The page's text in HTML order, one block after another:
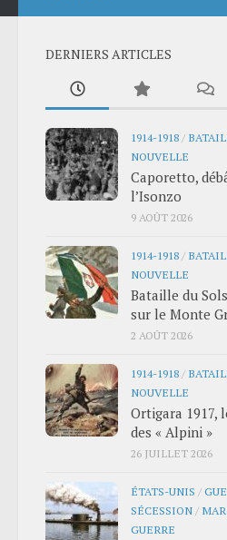
DERNIERS ARTICLES
1914-1918 /
NOUVELLE
Caporetto,
l’Isonzo
9 AOÛT 2026
1914-1918 /
NOUVELLE
Bataille du
sur le Monte
2 AOÛT 2026
1914-1918 /
NOUVELLE
Ortigara 1917,
des « Alpini »
26 JUILLET 2026
ÉTATS-UNIS /
SÉCESSION /
GUERRE